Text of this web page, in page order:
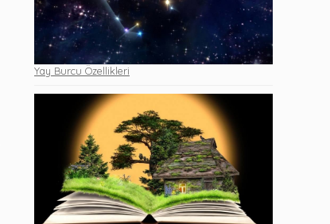
Yay Burcu Özellikleri